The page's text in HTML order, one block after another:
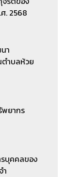
. 2568
า
ำบลห้วย
พยากร
บุคคลของ
ำ